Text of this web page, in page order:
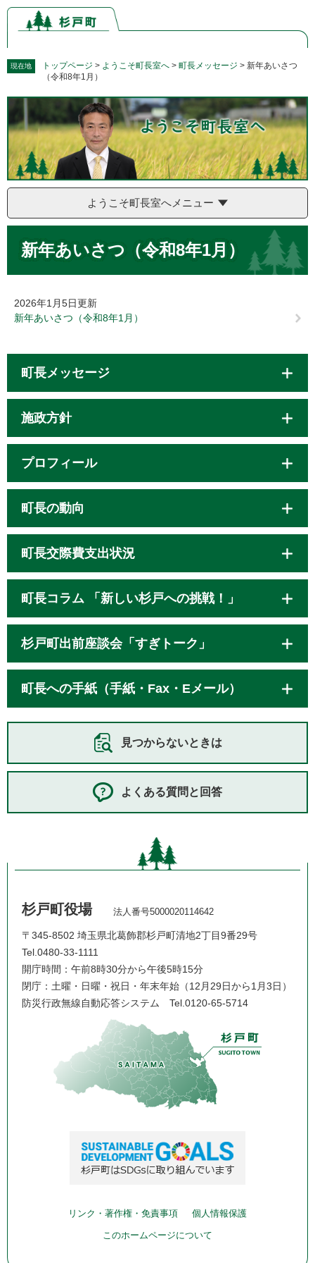
ペ
の
で
す。
メ
ー
ば
し
て
へ
現在地 トップページ > ようこそ町長室へ > 町長メッセージ > 新年あいさつ
（令和8年1月）
ようこそ町長室へメニュー
新年あいさつ（令和8年1月）
2026年1月5日更新
新年あいさつ（令和8年1月）
町長メッセージ
施政方針
プロフィール
町長の動向
町長交際費支出状況
町長コラム 「新しい杉戸への挑戦！」
杉戸町出前座談会「すぎトーク」
町長への手紙（手紙・Fax・Eメール）
見つからないときは
よくある質問と回答
杉戸町役場 法人番号5000020114642
〒345-8502 埼玉県北葛飾郡杉戸町清地2丁目9番29号
Tel.0480-33-1111
開庁時間：午前8時30分から午後5時15分
閉庁：土曜・日曜・祝日・年末年始（12月29日から1月3日）
防災行政無線自動応答システム Tel.0120-65-5714
リンク・著作権・免責事項 個人情報保護
このホームページについて